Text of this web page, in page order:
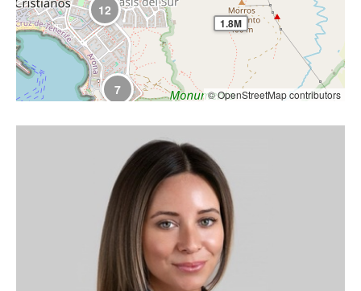
1.8M
12
7 © OpenStreetMap contributors